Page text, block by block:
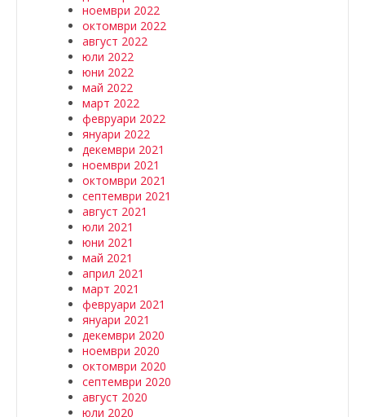
ноември 2022
октомври 2022
август 2022
юли 2022
юни 2022
май 2022
март 2022
февруари 2022
януари 2022
декември 2021
ноември 2021
октомври 2021
септември 2021
август 2021
юли 2021
юни 2021
май 2021
април 2021
март 2021
февруари 2021
януари 2021
декември 2020
ноември 2020
октомври 2020
септември 2020
август 2020
юли 2020